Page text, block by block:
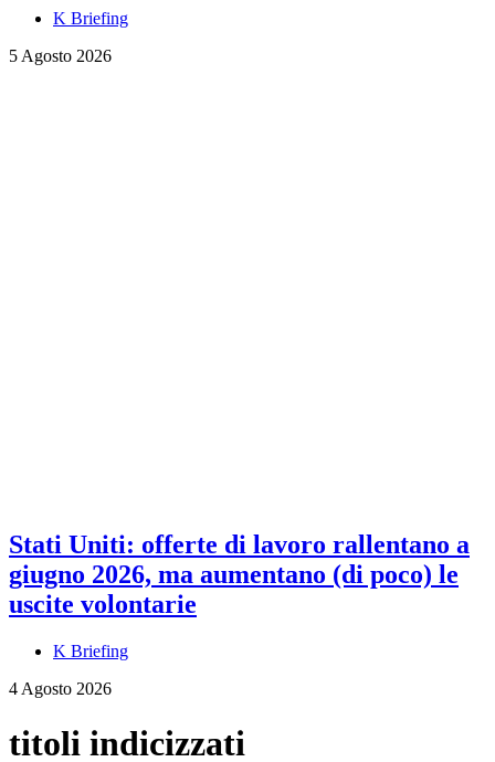
K Briefing
5 Agosto 2026
Stati Uniti: offerte di lavoro rallentano a
giugno 2026, ma aumentano (di poco) le
uscite volontarie
K Briefing
4 Agosto 2026
titoli indicizzati